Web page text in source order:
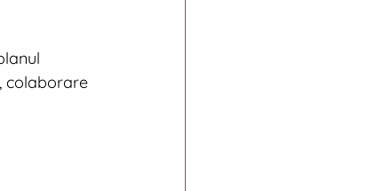
colaborare